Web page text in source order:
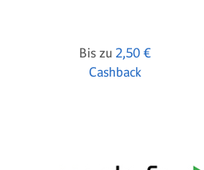
Bis zu 2,50 €
Cashback